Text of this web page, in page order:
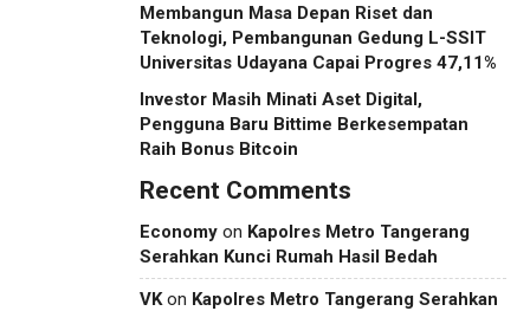
Membangun Masa Depan Riset dan
Teknologi, Pembangunan Gedung L-SSIT
Universitas Udayana Capai Progres 47,11%
Investor Masih Minati Aset Digital,
Pengguna Baru Bittime Berkesempatan
Raih Bonus Bitcoin
Recent Comments
Economy on Kapolres Metro Tangerang
Serahkan Kunci Rumah Hasil Bedah
VKon Kapolres Metro Tangerang Serahkan